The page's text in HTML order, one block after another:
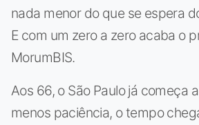
nada menor do que se espera
E com um zero a zero acaba o
MorumBIS.
Aos 66, o São Paulo já começa
menos paciência, o tempo